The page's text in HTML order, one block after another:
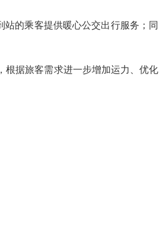
的乘客提供暖心公交出行服务；同
根据旅客需求进一步增加运力、优化